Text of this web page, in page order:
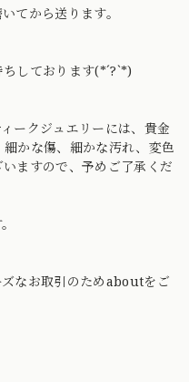
てから送ります。
しております(*´?`*)
ークジュエリーには、貴金
かな傷、細かな汚れ、変色
ますので、予めご了承くだ
なお取引のためaboutをご